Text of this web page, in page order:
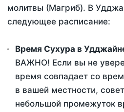
молитвы (Магриб). В
следующее расписание:
Время Сухура в
ВАЖНО! Если вы не
время совпадает со
в вашей местности,
небольшой промежуток